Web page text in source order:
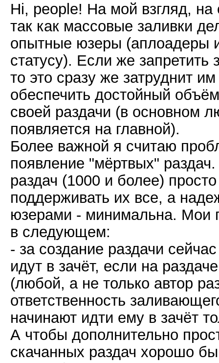
Hi, people! На мой взгляд, на
так как массовые заливки
опытные юзеры (аплоадеры
статусу). Если же запретить
то это сразу же затруднит
обеспечить достойный
своей раздачи (в основном
появляется на главной).
Более важной я считаю
появление "мёртвых"
раздач (1000 и более)
поддерживать их все, а
юзерами - минимальна. Мои
в следующем:
- за создание раздачи
идут в зачёт, если на
(любой, а не только автор
ответственность
начинают идти ему в зачёт
А чтобы дополнительно
скачанных раздач хорошо